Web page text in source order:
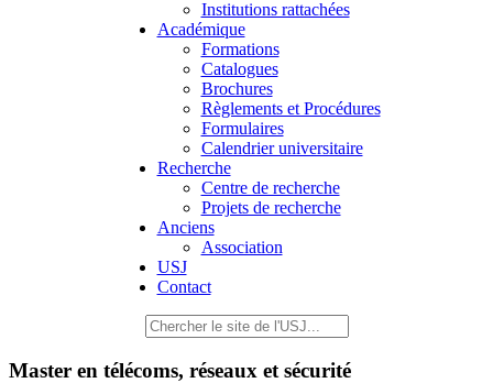
Institutions rattachées
Académique
Formations
Catalogues
Brochures
Règlements et Procédures
Formulaires
Calendrier universitaire
Recherche
Centre de recherche
Projets de recherche
Anciens
Association
USJ
Contact
Master en télécoms, réseaux et sécurité